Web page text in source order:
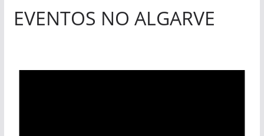
EVENTOS NO ALGARVE